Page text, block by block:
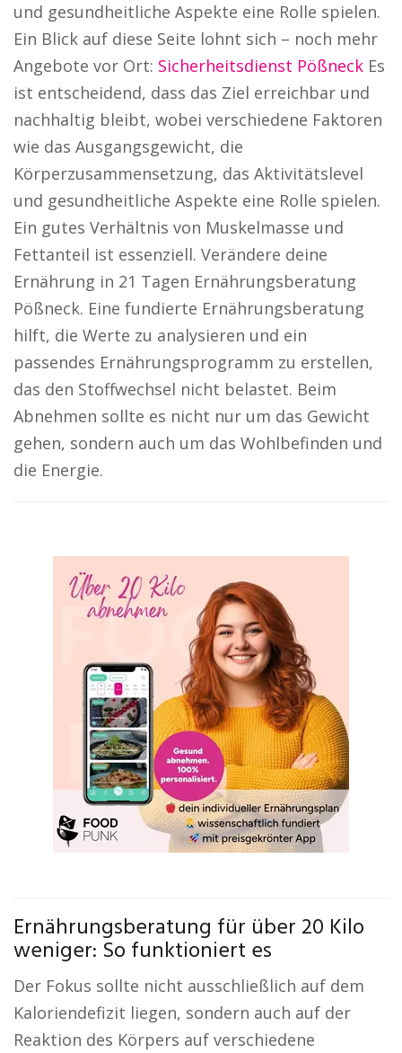
und gesundheitliche Aspekte eine Rolle spielen.
Ein Blick auf diese Seite lohnt sich – noch mehr
Angebote vor Ort: Sicherheitsdienst Pößneck Es
ist entscheidend, dass das Ziel erreichbar und
nachhaltig bleibt, wobei verschiedene Faktoren
wie das Ausgangsgewicht, die
Körperzusammensetzung, das Aktivitätslevel
und gesundheitliche Aspekte eine Rolle spielen.
Ein gutes Verhältnis von Muskelmasse und
Fettanteil ist essenziell. Verändere deine
Ernährung in 21 Tagen Ernährungsberatung
Pößneck. Eine fundierte Ernährungsberatung
hilft, die Werte zu analysieren und ein
passendes Ernährungsprogramm zu erstellen,
das den Stoffwechsel nicht belastet. Beim
Abnehmen sollte es nicht nur um das Gewicht
gehen, sondern auch um das Wohlbefinden und
die Energie.
Ernährungsberatung für über 20 Kilo
weniger: So funktioniert es
Der Fokus sollte nicht ausschließlich auf dem
Kaloriendefizit liegen, sondern auch auf der
Reaktion des Körpers auf verschiedene